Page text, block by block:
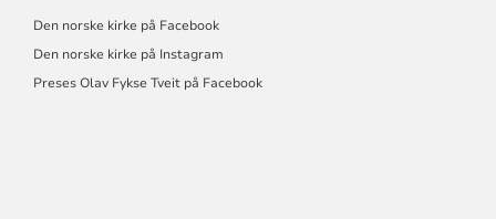
Den norske kirke på Facebook
Den norske kirke på Instagram
Preses Olav Fykse Tveit på Facebook